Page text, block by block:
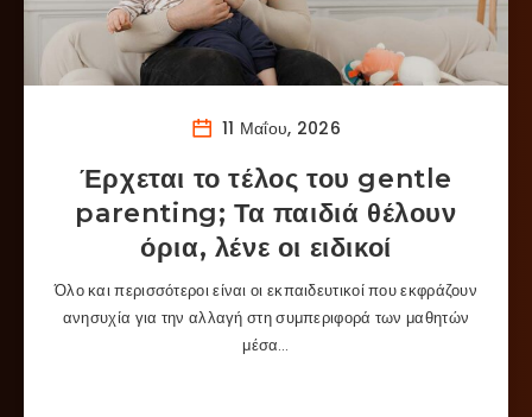
11 Μαΐου, 2026
Έρχεται το τέλος του gentle
parenting; Τα παιδιά θέλουν
όρια, λένε οι ειδικοί
Όλο και περισσότεροι είναι οι εκπαιδευτικοί που εκφράζουν
ανησυχία για την αλλαγή στη συμπεριφορά των μαθητών
μέσα…